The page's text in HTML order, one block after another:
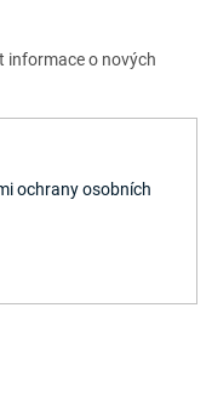
informace o nových
ochrany osobních